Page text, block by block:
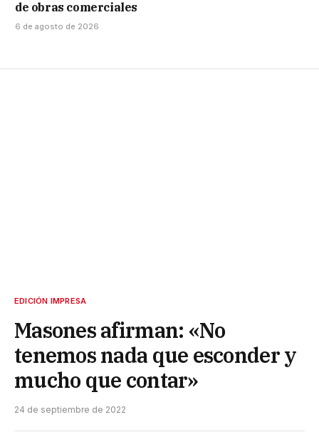
de obras comerciales
6 de agosto de 2026
EDICIÓN IMPRESA
Masones afirman: «No
tenemos nada que esconder y
mucho que contar»
24 de septiembre de 2022